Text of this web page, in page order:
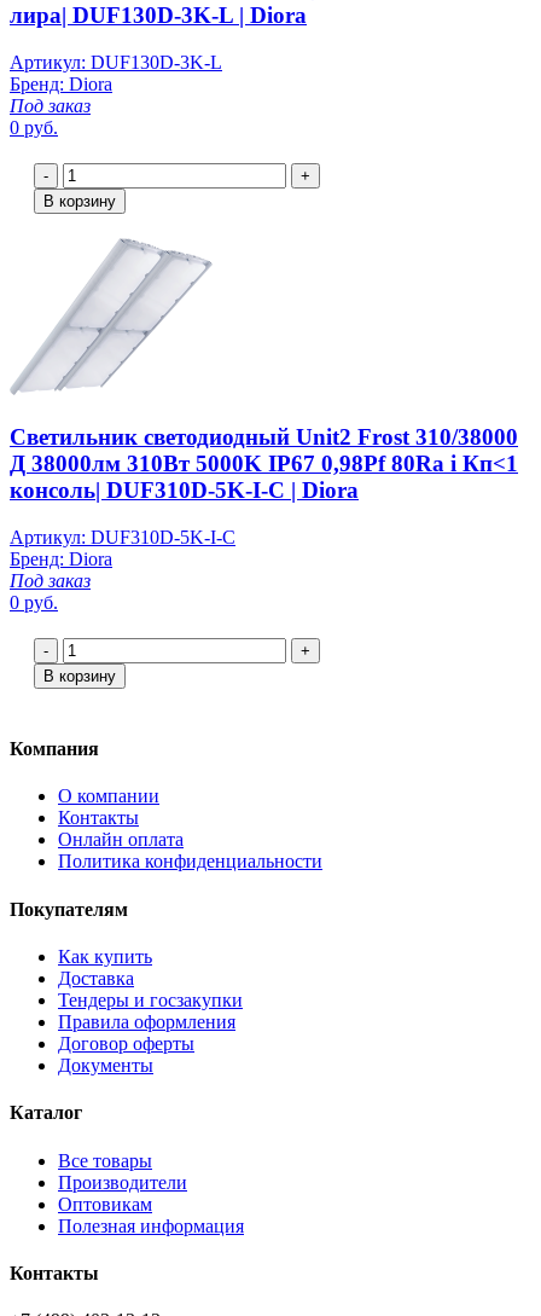
лира| DUF130D-3K-L | Diora
Артикул: DUF130D-3K-L
Бренд: Diora
Под заказ
0 руб.
-
+
В корзину
Светильник светодиодный Unit2 Frost 310/38000
Д 38000лм 310Вт 5000K IP67 0,98Pf 80Ra i Кп<1
консоль| DUF310D-5K-I-C | Diora
Артикул: DUF310D-5K-I-C
Бренд: Diora
Под заказ
0 руб.
-
+
В корзину
Компания
О компании
Контакты
Онлайн оплата
Политика конфиденциальности
Покупателям
Как купить
Доставка
Тендеры и госзакупки
Правила оформления
Договор оферты
Документы
Каталог
Все товары
Производители
Оптовикам
Полезная информация
Контакты